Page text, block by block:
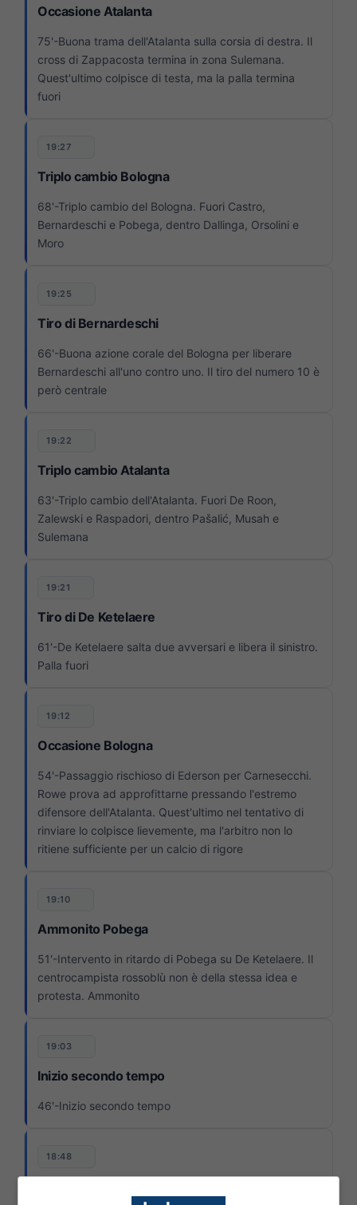
Occasione Atalanta
75'-Buona trama dell'Atalanta sulla corsia di destra. Il
cross di Zappacosta termina in zona Sulemana.
Quest'ultimo colpisce di testa, ma la palla termina
fuori
19:27
Triplo cambio Bologna
68'-Triplo cambio del Bologna. Fuori Castro,
Bernardeschi e Pobega, dentro Dallinga, Orsolini e
Moro
19:25
Tiro di Bernardeschi
66'-Buona azione corale del Bologna per liberare
Bernardeschi all'uno contro uno. Il tiro del numero 10 è
però centrale
19:22
Triplo cambio Atalanta
63'-Triplo cambio dell'Atalanta. Fuori De Roon,
Zalewski e Raspadori, dentro Pašalić, Musah e
Sulemana
19:21
Tiro di De Ketelaere
61'-De Ketelaere salta due avversari e libera il sinistro.
Palla fuori
19:12
Occasione Bologna
54'-Passaggio rischioso di Ederson per Carnesecchi.
Rowe prova ad approfittarne pressando l'estremo
difensore dell'Atalanta. Quest'ultimo nel tentativo di
rinviare lo colpisce lievemente, ma l'arbitro non lo
ritiene sufficiente per un calcio di rigore
19:10
Ammonito Pobega
51'-Intervento in ritardo di Pobega su De Ketelaere. Il
centrocampista rossoblù non è della stessa idea e
protesta. Ammonito
19:03
Inizio secondo tempo
46'-Inizio secondo tempo
18:48